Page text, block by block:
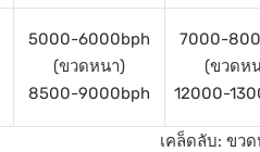
5000-6000bph
(ขวดหนา)
8500-9000bph
7000-
(ขวดห
12000-
เคล็ดลับ: ขว